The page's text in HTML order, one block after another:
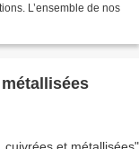
L’ensemble de nos